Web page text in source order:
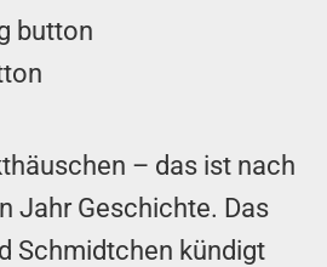
– das ist nach
Jahr Geschichte. Das
Schmidtchen kündigt